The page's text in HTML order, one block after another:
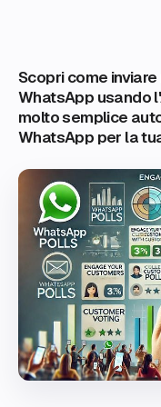
Scopri come
WhatsApp usando
molto semplice
WhatsApp per la